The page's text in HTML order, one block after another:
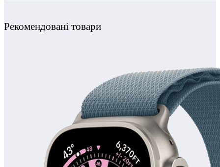
Рекомендовані товари